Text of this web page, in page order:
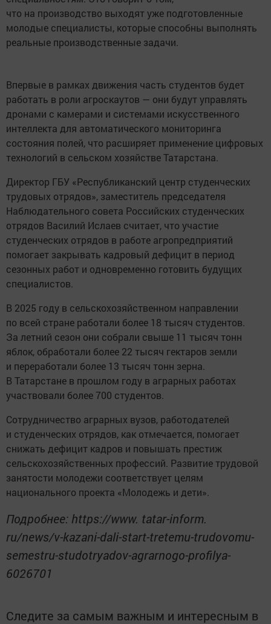
что на производство выходят уже подготовленные
молодые специалисты, которые способны выполнять
реальные производственные задачи.
Впервые в рамках движения часть студентов будет
работать в роли агроскаутов — они будут управлять
дронами с камерами и системами искусственного
интеллекта для автоматического мониторинга
состояния полей, что расширяет применение цифровых
технологий в сельском хозяйстве Татарстана.
Директор ГБУ «Республиканский центр студенческих
трудовых отрядов», заместитель председателя
Наблюдательного совета Российских студенческих
отрядов Василий Ислаев считает, что участие
студенческих отрядов в работе агропредприятий
помогает закрывать кадровый дефицит в период
сезонных работ и одновременно готовить будущих
специалистов.
В 2025 году в сельскохозяйственном направлении
по всей стране работали более 18 тысяч студентов.
За летний сезон они собрали свыше 11 тысяч тонн
яблок, обработали более 22 тысяч гектаров земли
и переработали более 13 тысяч тонн зерна.
В Татарстане в прошлом году в аграрных работах
участвовали более 700 студентов.
Сотрудничество аграрных вузов, работодателей
и студенческих отрядов, как отмечается, помогает
снижать дефицит кадров и повышать престиж
сельскохозяйственных профессий. Развитие трудовой
занятости молодежи соответствует целям
национального проекта «Молодежь и дети».
Подробнее: https://www. tatar-inform.
ru/news/v-kazani-dali-start-tretemu-trudovomu-
semestru-studotryadov-agrarnogo-profilya-
6026701
Следите за самым важным и интересным в